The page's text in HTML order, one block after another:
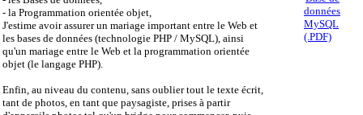
- la Programmation orientée objet,
J'estime avoir assurer un mariage important entre le Web et
les bases de données (technologie PHP / MySQL), ainsi
qu'un mariage entre le Web et la programmation orientée
objet (le langage PHP).
Enfin, au niveau du contenu, sans oublier tout le texte écrit,
tant de photos, en tant que paysagiste, prises à partir
données
MySQL
(.PDF)